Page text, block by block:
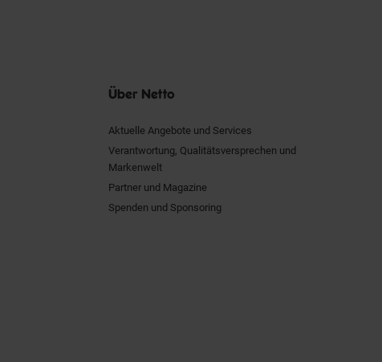
Über Netto
Aktuelle Angebote und Services
Verantwortung, Qualitätsversprechen und
Markenwelt
Partner und Magazine
Spenden und Sponsoring